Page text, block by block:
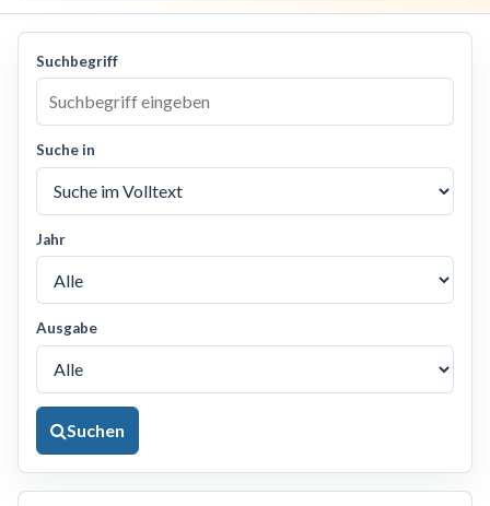
Suchbegriff
Suche in
Jahr
Ausgabe
Suchen